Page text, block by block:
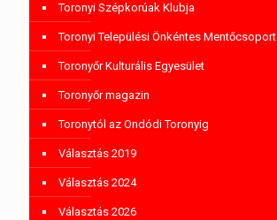
Toronyi Szépkorúak Klubja
Toronyi Települési Önkéntes Mentőcsoport
Toronyőr Kulturális Egyesület
Toronyőr magazin
Toronytól az Ondódi Toronyig
Választás 2019
Választás 2024
Választás 2026